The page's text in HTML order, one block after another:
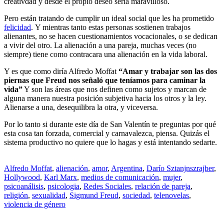
Pero están tratando de cumplir un ideal social que les ha prometido
felicidad. Y mientras tanto estas personas sostienen trabajos
alienantes, no se hacen cuestionamientos vocacionales, o se dedican
a vivir del otro. La alienación a una pareja, muchas veces (no
siempre) tiene como contracara una alienación en la vida laboral.
Y es que como diría Alfredo Moffat “Amar y trabajar son las dos
piernas que Freud nos señaló que teníamos para caminar la
vida”Y son las áreas que nos definen como sujetos y marcan de
alguna manera nuestra posición subjetiva hacia los otros y la ley.
Alienarse a una, desequilibra la otra, y viceversa.
Por lo tanto si durante este día de San Valentín te preguntas por qué
esta cosa tan forzada, comercial y carnavalezca, piensa. Quizás el
sistema productivo no quiere que lo hagas y está intentando sedarte.
Alfredo Moffat, alienación, amor, Argentina, Darío Sztanjnszrajber,
Hollywood, Karl Marx, medios de comunicación, mujer,
psicoanálisis, psicologia, Redes Sociales, relación de pareja,
religión, sexualidad, Sigmund Freud, sociedad, telenovelas,
violencia de género